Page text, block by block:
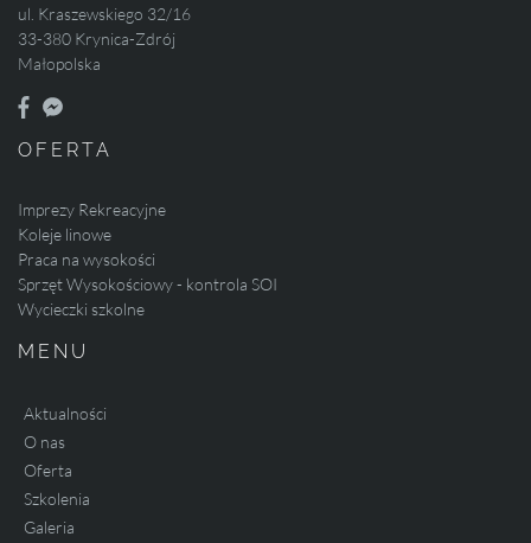
ul. Kraszewskiego 32/16
33-380 Krynica-Zdrój
Małopolska
OFERTA
Imprezy Rekreacyjne
Koleje linowe
Praca na wysokości
Sprzęt Wysokościowy - kontrola SOI
Wycieczki szkolne
MENU
Aktualności
O nas
Oferta
Szkolenia
Galeria